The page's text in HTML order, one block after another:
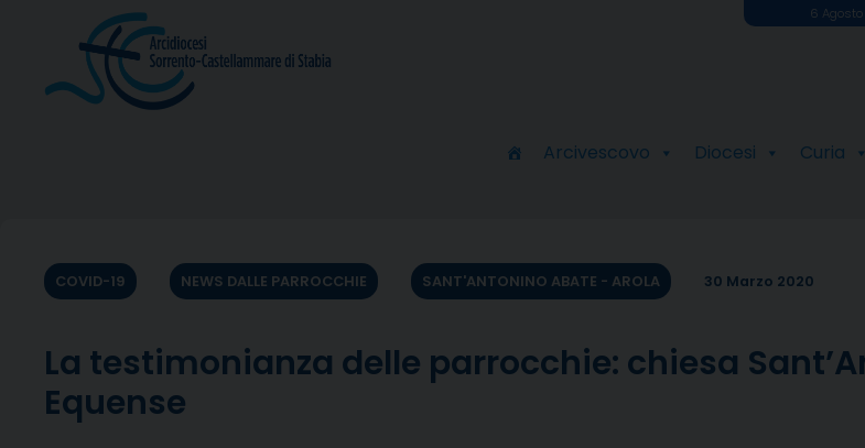
6
Arcivescovo Diocesi Curia
COVID-19 NEWS DALLE PARROCCHIE SANT'ANTONINO ABATE - AROLA 30 Marzo 2020
La testimonianza delle parrocchie: chiesa
Equense